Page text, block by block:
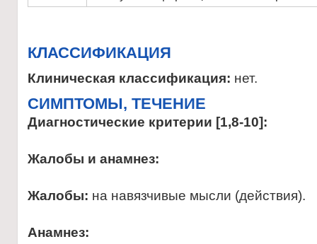
КЛАССИФИКАЦИЯ
Клиническая классификация: нет.
CИМПТОМЫ, ТЕЧЕНИЕ
Диагностические критерии [1,8-10]:
Жалобы и анамнез:
Жалобы: на навязчивые мысли (действия).
Анамнез: